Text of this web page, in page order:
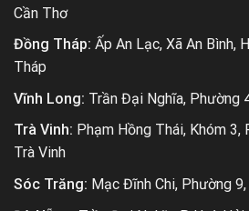
Cần Thơ
Đồng Tháp: Ấp An Lạc, Xã An Bình,
Tháp
Vĩnh Long: Trần Đại Nghĩa, Phường
Trà Vinh: Phạm Hồng Thái, Khóm 3,
Trà Vinh
Sóc Trăng: Mạc Đĩnh Chi, Phường